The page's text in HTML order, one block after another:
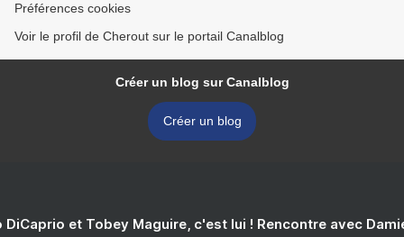
Préférences cookies
Voir le profil de Cherout sur le portail Canalblog
Créer un blog sur Canalblog
Créer un blog
DiCaprio et Tobey Maguire, c'est lui ! Rencontre avec